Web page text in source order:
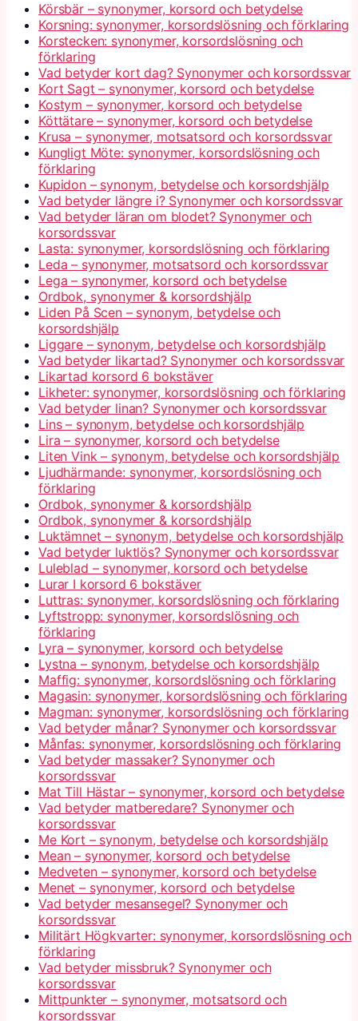
Körsbär – synonymer, korsord och betydelse
Korsning: synonymer, korsordslösning och förklaring
Korstecken: synonymer, korsordslösning och
förklaring
Vad betyder kort dag? Synonymer och korsordssvar
Kort Sagt – synonymer, korsord och betydelse
Kostym – synonymer, korsord och betydelse
Köttätare – synonymer, korsord och betydelse
Krusa – synonymer, motsatsord och korsordssvar
Kungligt Möte: synonymer, korsordslösning och
förklaring
Kupidon – synonym, betydelse och korsordshjälp
Vad betyder längre i? Synonymer och korsordssvar
Vad betyder läran om blodet? Synonymer och
korsordssvar
Lasta: synonymer, korsordslösning och förklaring
Leda – synonymer, motsatsord och korsordssvar
Lega – synonymer, korsord och betydelse
Ordbok, synonymer & korsordshjälp
Liden På Scen – synonym, betydelse och
korsordshjälp
Liggare – synonym, betydelse och korsordshjälp
Vad betyder likartad? Synonymer och korsordssvar
Likartad korsord 6 bokstäver
Likheter: synonymer, korsordslösning och förklaring
Vad betyder linan? Synonymer och korsordssvar
Lins – synonym, betydelse och korsordshjälp
Lira – synonymer, korsord och betydelse
Liten Vink – synonym, betydelse och korsordshjälp
Ljudhärmande: synonymer, korsordslösning och
förklaring
Ordbok, synonymer & korsordshjälp
Ordbok, synonymer & korsordshjälp
Luktämnet – synonym, betydelse och korsordshjälp
Vad betyder luktlös? Synonymer och korsordssvar
Luleblad – synonymer, korsord och betydelse
Lurar I korsord 6 bokstäver
Luttras: synonymer, korsordslösning och förklaring
Lyftstropp: synonymer, korsordslösning och
förklaring
Lyra – synonymer, korsord och betydelse
Lystna – synonym, betydelse och korsordshjälp
Maffig: synonymer, korsordslösning och förklaring
Magasin: synonymer, korsordslösning och förklaring
Magman: synonymer, korsordslösning och förklaring
Vad betyder månar? Synonymer och korsordssvar
Månfas: synonymer, korsordslösning och förklaring
Vad betyder massaker? Synonymer och
korsordssvar
Mat Till Hästar – synonymer, korsord och betydelse
Vad betyder matberedare? Synonymer och
korsordssvar
Me Kort – synonym, betydelse och korsordshjälp
Mean – synonymer, korsord och betydelse
Medveten – synonymer, korsord och betydelse
Menet – synonymer, korsord och betydelse
Vad betyder mesansegel? Synonymer och
korsordssvar
Militärt Högkvarter: synonymer, korsordslösning och
förklaring
Vad betyder missbruk? Synonymer och
korsordssvar
Mittpunkter – synonymer, motsatsord och
korsordssvar